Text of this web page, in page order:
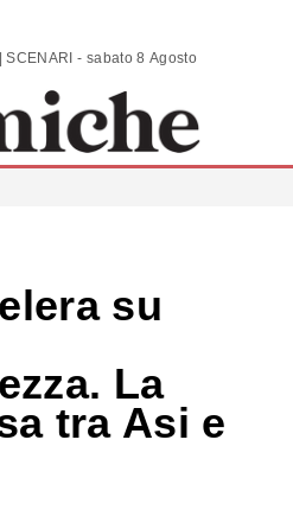
ANALISI | COMMENTI | SCENARI - sabato 8 Agosto 2026
su
La
tra Asi e